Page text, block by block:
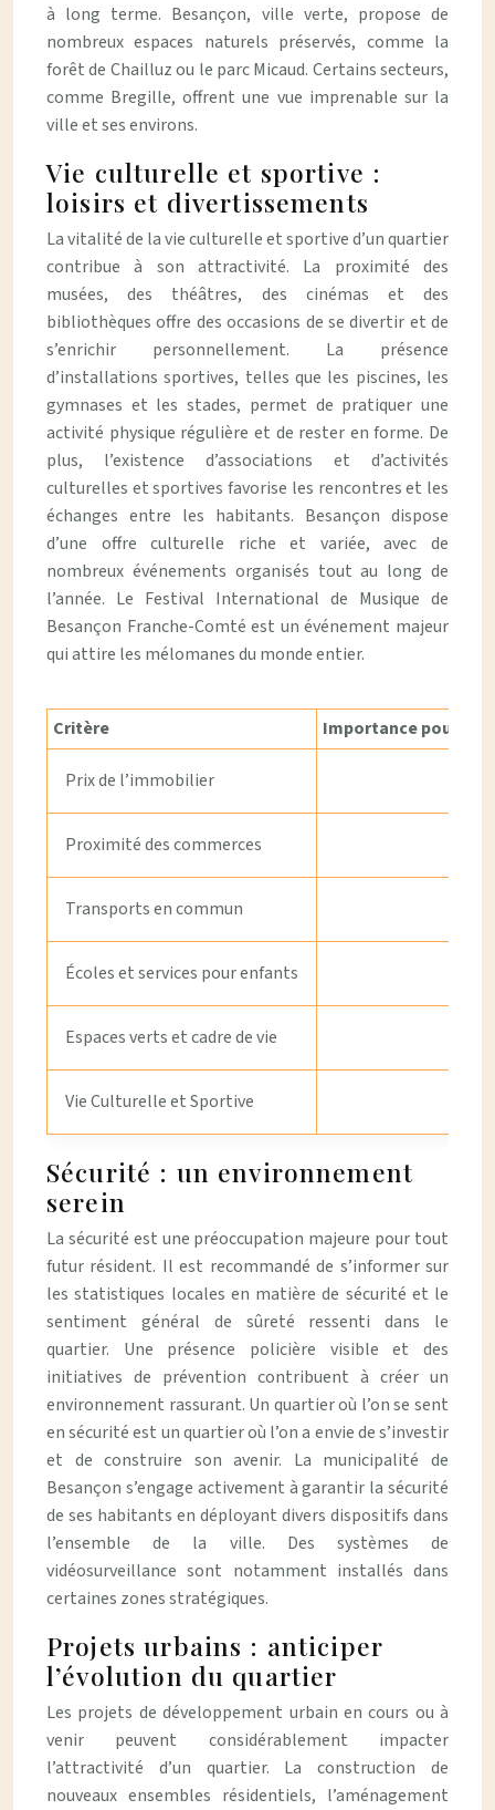
à long terme. Besançon, ville verte, propose de
nombreux espaces naturels préservés, comme la
forêt de Chailluz ou le parc Micaud. Certains secteurs,
comme Bregille, offrent une vue imprenable sur la
ville et ses environs.
Vie culturelle et sportive :
loisirs et divertissements
La vitalité de la vie culturelle et sportive d’un quartier
contribue à son attractivité. La proximité des
musées, des théâtres, des cinémas et des
bibliothèques offre des occasions de se divertir et de
s’enrichir personnellement. La présence
d’installations sportives, telles que les piscines, les
gymnases et les stades, permet de pratiquer une
activité physique régulière et de rester en forme. De
plus, l’existence d’associations et d’activités
culturelles et sportives favorise les rencontres et les
échanges entre les habitants. Besançon dispose
d’une offre culturelle riche et variée, avec de
nombreux événements organisés tout au long de
l’année. Le Festival International de Musique de
Besançon Franche-Comté est un événement majeur
qui attire les mélomanes du monde entier.
Critère Importance pour
Prix de l’immobilier
Proximité des commerces
Transports en commun
Écoles et services pour enfants
Espaces verts et cadre de vie
Vie Culturelle et Sportive
Sécurité : un environnement
serein
La sécurité est une préoccupation majeure pour tout
futur résident. Il est recommandé de s’informer sur
les statistiques locales en matière de sécurité et le
sentiment général de sûreté ressenti dans le
quartier. Une présence policière visible et des
initiatives de prévention contribuent à créer un
environnement rassurant. Un quartier où l’on se sent
en sécurité est un quartier où l’on a envie de s’investir
et de construire son avenir. La municipalité de
Besançon s’engage activement à garantir la sécurité
de ses habitants en déployant divers dispositifs dans
l’ensemble de la ville. Des systèmes de
vidéosurveillance sont notamment installés dans
certaines zones stratégiques.
Projets urbains : anticiper
l’évolution du quartier
Les projets de développement urbain en cours ou à
venir peuvent considérablement impacter
l’attractivité d’un quartier. La construction de
nouveaux ensembles résidentiels, l’aménagement